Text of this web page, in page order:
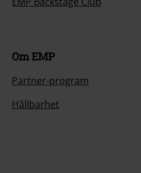
Om EMP
Partner-program
Hållbarhet